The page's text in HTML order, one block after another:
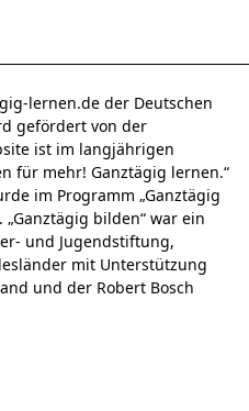
lernen.de der Deutschen
gefördert von der
ist im langjährigen
für mehr! Ganztägig lernen.“
im Programm „Ganztägig
bilden“ war ein
und Jugendstiftung,
mit Unterstützung
und der Robert Bosch